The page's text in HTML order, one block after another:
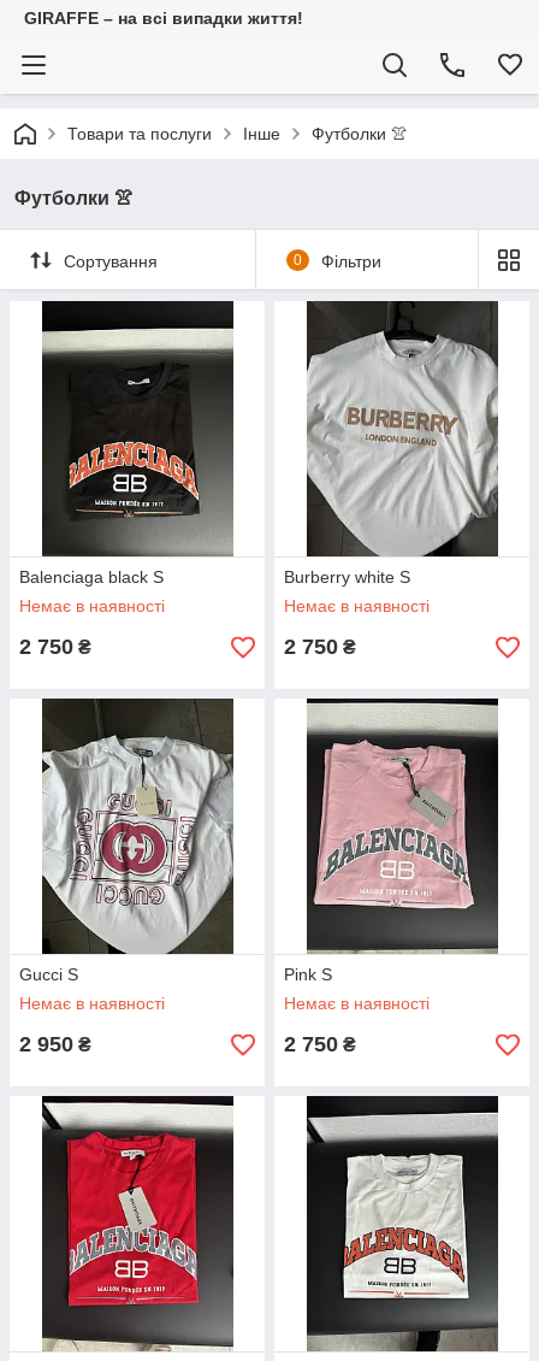
GIRAFFE – на всі випадки життя!
Товари та послуги Інше Футболки 👚
Футболки 👚
Сортування 0 Фільтри
Balenciaga black S
Немає в наявності
2 750 ₴
Burberry white S
Немає в наявності
2 750 ₴
Gucci S
Немає в наявності
2 950 ₴
Pink S
Немає в наявності
2 750 ₴